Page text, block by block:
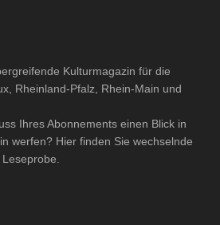
Kulturmagazin für die
Rheinland-Pfalz, Rhein-Main und
Ihres Abonnements einen Blick in
werfen? Hier finden Sie wechselnde